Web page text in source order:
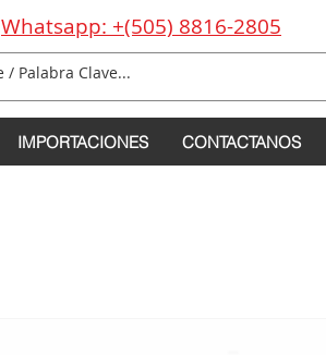
Whatsapp: +(505) 8816-2805
IMPORTACIONES CONTACTANOS